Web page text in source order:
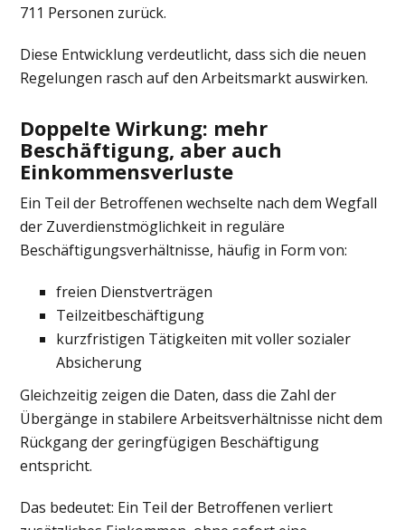
711 Personen zurück.
Diese Entwicklung verdeutlicht, dass sich die neuen
Regelungen rasch auf den Arbeitsmarkt auswirken.
Doppelte Wirkung: mehr
Beschäftigung, aber auch
Einkommensverluste
Ein Teil der Betroffenen wechselte nach dem Wegfall
der Zuverdienstmöglichkeit in reguläre
Beschäftigungsverhältnisse, häufig in Form von:
freien Dienstverträgen
Teilzeitbeschäftigung
kurzfristigen Tätigkeiten mit voller sozialer
Absicherung
Gleichzeitig zeigen die Daten, dass die Zahl der
Übergänge in stabilere Arbeitsverhältnisse nicht dem
Rückgang der geringfügigen Beschäftigung
entspricht.
Das bedeutet: Ein Teil der Betroffenen verliert